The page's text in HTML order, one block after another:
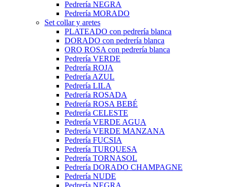
Pedrería NEGRA
Pedrería MORADO
Set collar y aretes
PLATEADO con pedrería blanca
DORADO con pedrería blanca
ORO ROSA con pedrería blanca
Pedrería VERDE
Pedrería ROJA
Pedrería AZUL
Pedrería LILA
Pedrería ROSADA
Pedrería ROSA BEBÉ
Pedrería CELESTE
Pedrería VERDE AGUA
Pedrería VERDE MANZANA
Pedrería FUCSIA
Pedrería TURQUESA
Pedrería TORNASOL
Pedrería DORADO CHAMPAGNE
Pedrería NUDE
Pedrería NEGRA